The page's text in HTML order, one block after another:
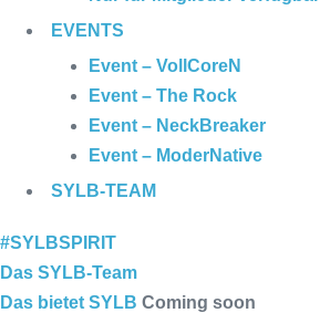
EVENTS
Event – VollCoreN
Event – The Rock
Event – NeckBreaker
Event – ModerNative
SYLB-TEAM
#SYLBSPIRIT
Das SYLB-Team
Das bietet SYLB Coming soon